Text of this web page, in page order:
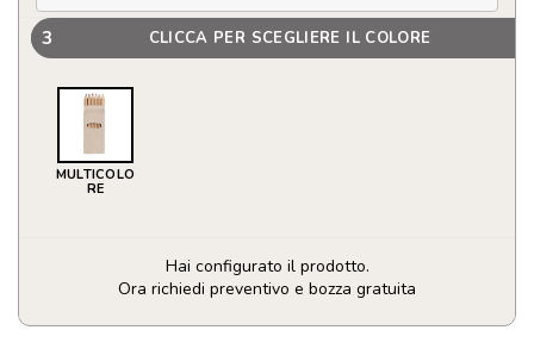
3 CLICCA PER SCEGLIERE IL COLORE
MULTICOLO
RE
Hai configurato il prodotto.
Ora richiedi preventivo e bozza gratuita
Set